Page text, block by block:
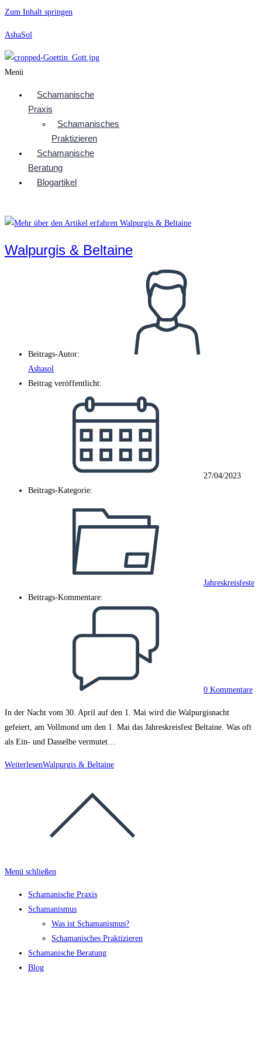
Zum Inhalt springen
AshaSol
Menü
Schamanische
Praxis
Schamanisches
Praktizieren
Schamanische
Beratung
Blogartikel
Walpurgis & Beltaine
Beitrags-Autor:
Ashasol
Beitrag veröffentlicht:
27/04/2023
Beitrags-Kategorie:
Jahreskreisfeste
Beitrags-Kommentare:
0 Kommentare
In der Nacht vom 30. April auf den 1. Mai wird die Walpurgisnacht
gefeiert, am Vollmond um den 1. Mai das Jahreskreisfest Beltaine. Was oft
als Ein- und Dasselbe vermutet…
WeiterlesenWalpurgis & Beltaine
Menü schließen
Schamanische Praxis
Schamanismus
Was ist Schamanismus?
Schamanisches Praktizieren
Schamanische Beratung
Blog